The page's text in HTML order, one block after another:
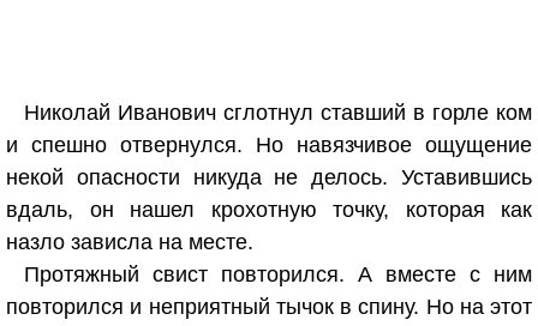
Николай Иванович сглотнул ставший в горле ком
и спешно отвернулся. Но навязчивое ощущение
некой опасности никуда не делось. Уставившись
вдаль, он нашел крохотную точку, которая как
назло зависла на месте.
Протяжный свист повторился. А вместе с ним
повторился и неприятный тычок в спину. Но на этот